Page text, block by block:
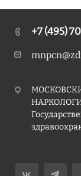
+7 (495)